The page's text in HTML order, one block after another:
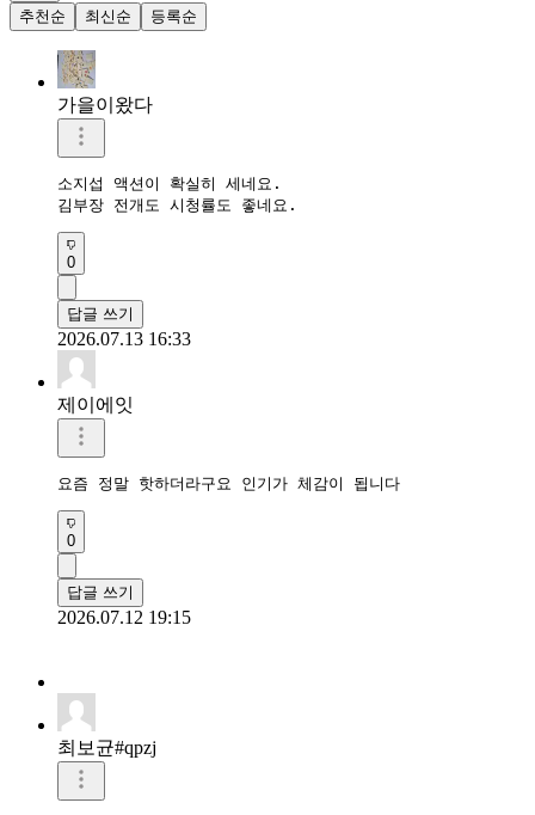
추천순 최신순 등록순
가을이왔다
소지섭 액션이 확실히 세네요.
김부장 전개도 시청률도 좋네요.
0
답글 쓰기
2026.07.13 16:33
제이에잇
요즘 정말 핫하더라구요 인기가 체감이 됩니다
0
답글 쓰기
2026.07.12 19:15
최보균#qpzj